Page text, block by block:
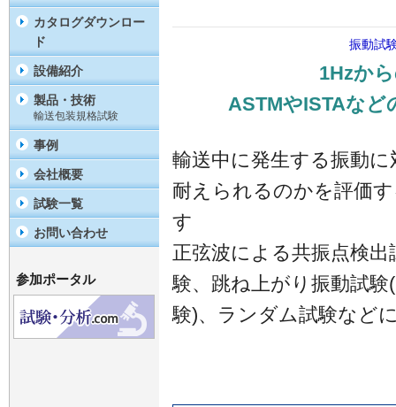
振動試
1Hzか
ASTMやISTAなど
輸送中に発生する振動
耐えられるのかを評価
す
正弦波による共振点検
験、跳ね上がり振動試
験)、ランダム試験など
カタログダウンロー
ド
設備紹介
製品・技術
輸送包装規格試験
事例
会社概要
試験一覧
お問い合わせ
参加ポータル